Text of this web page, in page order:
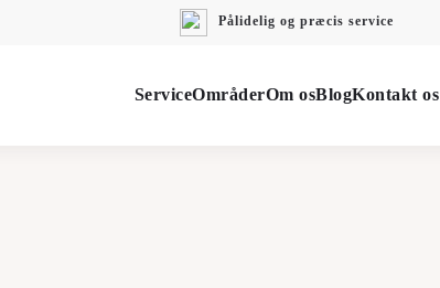
ServiceOmråderOm osBlogKontakt os
Pålidelig og præcis service